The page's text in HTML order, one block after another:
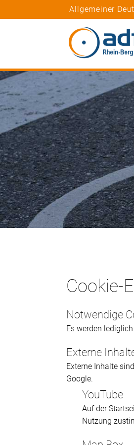
Allgemeiner
Cookie-
Notwendige
Es werden
Externe
Externe Inhalte
Google.
YouTube
Auf der
Nutzung